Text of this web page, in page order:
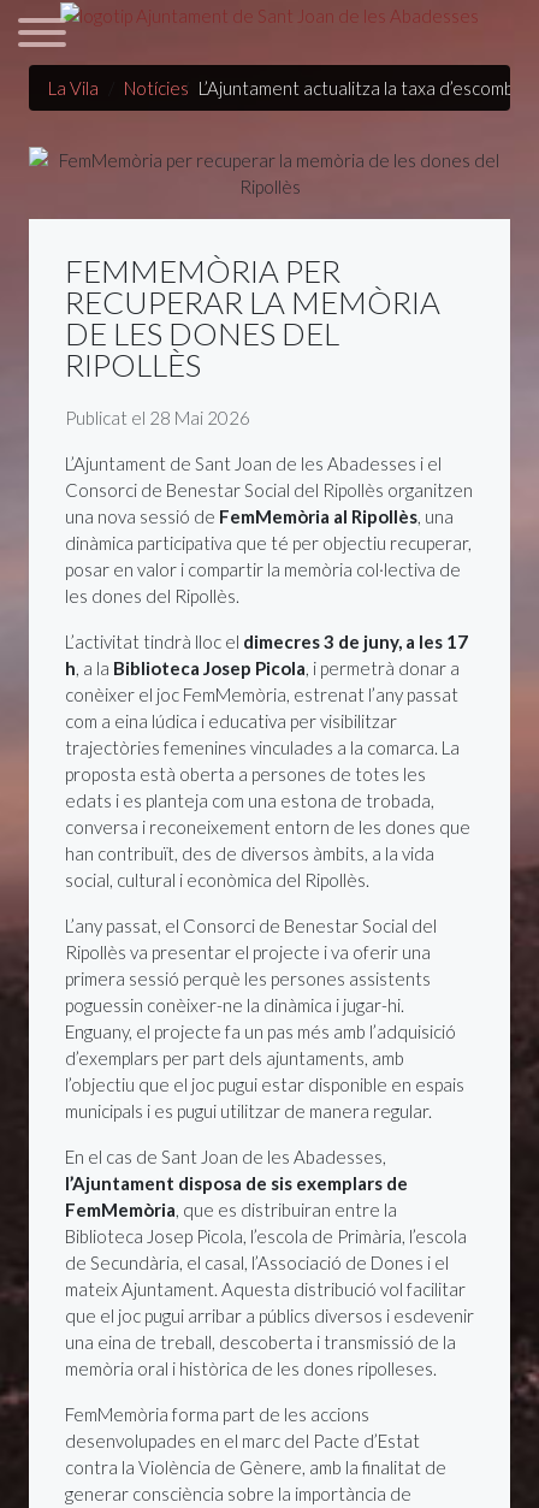
La Vila Notícies L’Ajuntament actualitza la taxa
FEMMEMÒRIA PER
RECUPERAR LA MEMÒRIA
DE LES DONES DEL
RIPOLLÈS
Detalls
Publicat el 28 Mai 2026
L’Ajuntament de Sant Joan de les Abadesses i el
Consorci de Benestar Social del Ripollès organitzen
una nova sessió de FemMemòria al Ripollès, una
dinàmica participativa que té per objectiu recuperar,
posar en valor i compartir la memòria col·lectiva de
les dones del Ripollès.
L’activitat tindrà lloc el dimecres 3 de juny, a les 17
h, a la Biblioteca Josep Picola, i permetrà donar a
conèixer el joc FemMemòria, estrenat l’any passat
com a eina lúdica i educativa per visibilitzar
trajectòries femenines vinculades a la comarca. La
proposta està oberta a persones de totes les
edats i es planteja com una estona de trobada,
conversa i reconeixement entorn de les dones que
han contribuït, des de diversos àmbits, a la vida
social, cultural i econòmica del Ripollès.
L’any passat, el Consorci de Benestar Social del
Ripollès va presentar el projecte i va oferir una
primera sessió perquè les persones assistents
poguessin conèixer-ne la dinàmica i jugar-hi.
Enguany, el projecte fa un pas més amb l’adquisició
d’exemplars per part dels ajuntaments, amb
l’objectiu que el joc pugui estar disponible en espais
municipals i es pugui utilitzar de manera regular.
En el cas de Sant Joan de les Abadesses,
l’Ajuntament disposa de sis exemplars de
FemMemòria, que es distribuiran entre la
Biblioteca Josep Picola, l’escola de Primària, l’escola
de Secundària, el casal, l’Associació de Dones i el
mateix Ajuntament. Aquesta distribució vol facilitar
que el joc pugui arribar a públics diversos i esdevenir
una eina de treball, descoberta i transmissió de la
memòria oral i històrica de les dones ripolleses.
FemMemòria forma part de les accions
desenvolupades en el marc del Pacte d’Estat
contra la Violència de Gènere, amb la finalitat de
generar consciència sobre la importància de